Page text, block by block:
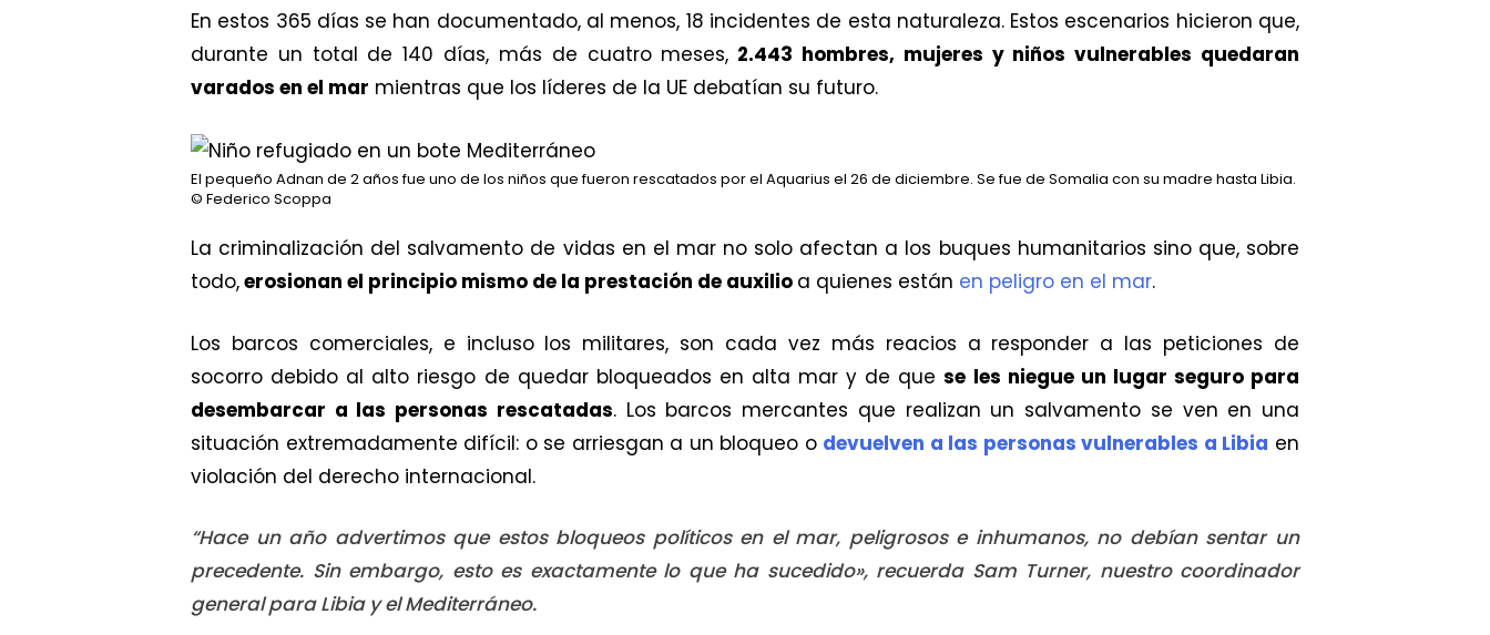
En estos 365 días se han documentado, al menos, 18 incidentes de esta naturaleza. Estos escenarios hicieron que,
durante un total de 140 días, más de cuatro meses, 2.443 hombres, mujeres y niños vulnerables quedaran
varados en el mar mientras que los líderes de la UE debatían su futuro.
El pequeño Adnan de 2 años fue uno de los niños que fueron rescatados por el Aquarius el 26 de diciembre. Se fue de Somalia con su madre hasta Libia.
© Federico Scoppa
La criminalización del salvamento de vidas en el mar no solo afectan a los buques humanitarios sino que, sobre
todo,erosionan el principio mismo de la prestación de auxilio a quienes están en peligro en el mar.
Los barcos comerciales, e incluso los militares, son cada vez más reacios a responder a las peticiones de
socorro debido al alto riesgo de quedar bloqueados en alta mar y de quese les niegue un lugar seguro para
desembarcar a las personas rescatadas. Los barcos mercantes que realizan un salvamento se ven en una
situación extremadamente difícil: o se arriesgan a un bloqueo o devuelven a las personas vulnerables a Libia en
violación del derecho internacional.
“Hace un año advertimos que estos bloqueos políticos en el mar, peligrosos e inhumanos, no debían sentar un
precedente. Sin embargo, esto es exactamente lo que ha sucedido», recuerda Sam Turner, nuestro coordinador
general para Libia y el Mediterráneo.